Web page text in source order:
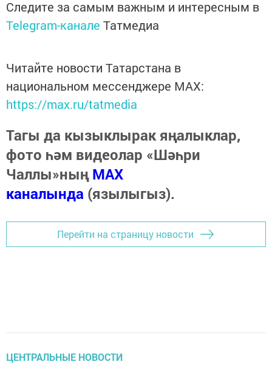
Следите за самым важным и интересным в
Telegram-канале Татмедиа
Читайте новости Татарстана в
национальном мессенджере MАХ:
https://max.ru/tatmedia
Тагы да кызыклырак яңалыклар,
фото һәм видеолар «Шәһри
Чаллы»ныңMAX
каналында (язылыгыз).
Перейти на страницу новости
ЦЕНТРАЛЬНЫЕ НОВОСТИ